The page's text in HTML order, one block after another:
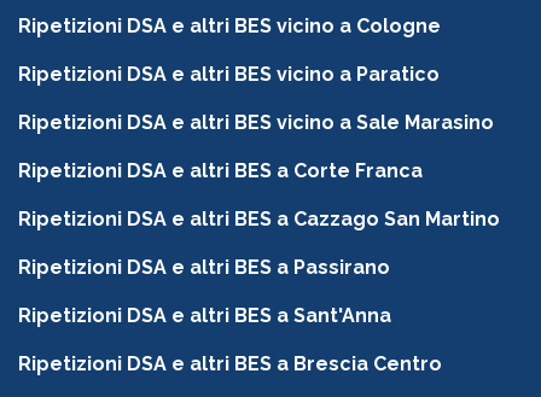
Ripetizioni DSA e altri BES vicino a Cologne
Ripetizioni DSA e altri BES vicino a Paratico
Ripetizioni DSA e altri BES vicino a Sale Marasino
Ripetizioni DSA e altri BES a Corte Franca
Ripetizioni DSA e altri BES a Cazzago San Martino
Ripetizioni DSA e altri BES a Passirano
Ripetizioni DSA e altri BES a Sant'Anna
Ripetizioni DSA e altri BES a Brescia Centro